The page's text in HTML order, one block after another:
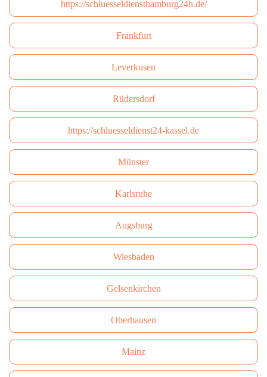
https://schluesseldiensthamburg24h.de/
Frankfurt
Leverkusen
Rüdersdorf
https://schluesseldienst24-kassel.de
Münster
Karlsruhe
Augsburg
Wiesbaden
Gelsenkirchen
Oberhausen
Mainz